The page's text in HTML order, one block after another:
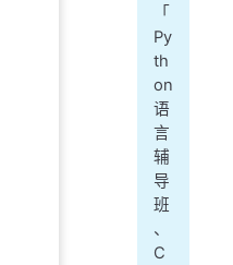
「
Py
th
on
语
言
辅
导
班
、
C